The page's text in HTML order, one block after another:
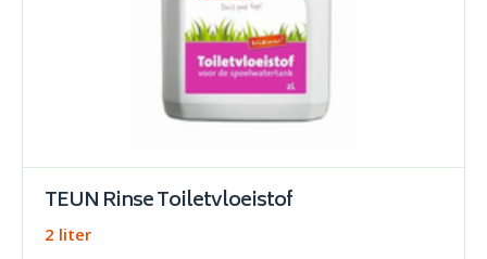
TEUN Rinse Toiletvloeistof
2 liter